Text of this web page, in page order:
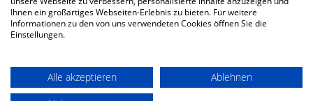
Impressum Kunden Login
Ihnen ein großartiges Webseiten-Erlebnis zu bieten. Für weitere
Informationen zu den von uns verwendeten Cookies öffnen Sie die
Einstellungen.
Alle akzeptieren
Ablehnen